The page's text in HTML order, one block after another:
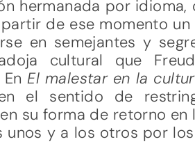
hermanada por idioma,
de ese momento
en semejantes y
cultural que
EnEl malestar en la
el sentido de
su forma de retorno
y a los otros por